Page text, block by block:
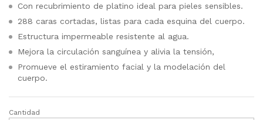
Con recubrimiento de platino ideal para pieles sensibles.
288 caras cortadas, listas para cada esquina del cuerpo.
Estructura impermeable resistente al agua.
Mejora la circulación sanguínea y alivia la tensión,
Promueve el estiramiento facial y la modelación del
cuerpo.
Masajeador
Cantidad